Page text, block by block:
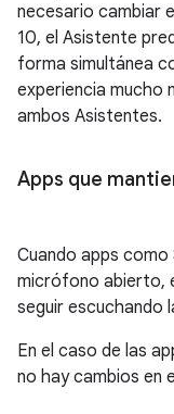
necesario cambiar
10, el Asistente
forma simultánea
experiencia mucho
ambos Asistentes.
Apps que
Cuando apps como
micrófono abierto,
seguir escuchando
En el caso de las
no hay cambios en